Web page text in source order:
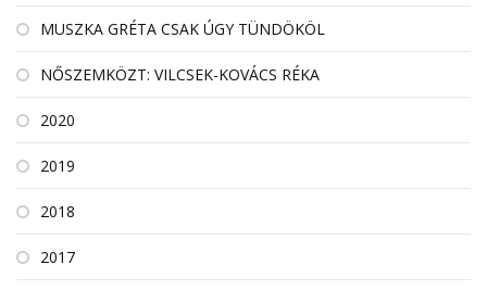
MUSZKA GRÉTA CSAK ÚGY TÜNDÖKÖL
NŐSZEMKÖZT: VILCSEK-KOVÁCS RÉKA
2020
2019
2018
2017